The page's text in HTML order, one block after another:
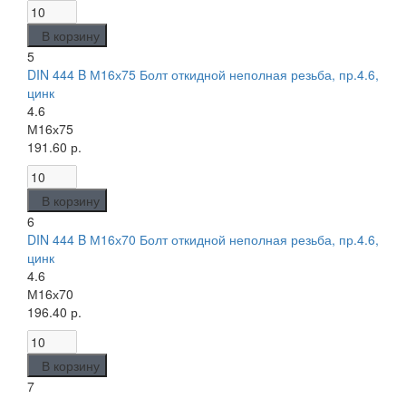
В корзину
5
DIN 444 B М16х75 Болт откидной неполная резьба, пр.4.6,
цинк
4.6
М16х75
191.60 р.
В корзину
6
DIN 444 B М16х70 Болт откидной неполная резьба, пр.4.6,
цинк
4.6
М16х70
196.40 р.
В корзину
7